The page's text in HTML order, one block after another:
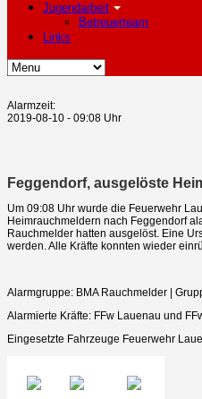
Jugendarbeit
Betreuerteam
Links
Alarmzeit:
2019-08-10 - 09:08 Uhr
Feggendorf, ausgelöste
Um 09:08 Uhr wurde die Feuerwehr
Heimrauchmeldern nach Feggendorf
Rauchmelder hatten ausgelöst. Eine
werden. Alle Kräfte konnten wieder
Alarmgruppe: BMA Rauchmelder |
Alarmierte Kräfte: FFw Lauenau und
Eingesetzte Fahrzeuge Feuerwehr